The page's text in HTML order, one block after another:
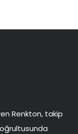
Renkton, takip